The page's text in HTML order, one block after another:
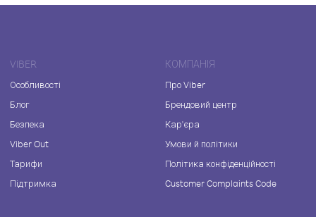
VIBER
Особливості
Блог
Безпека
Viber Out
Тарифи
Підтримка
КОМПАНІЯ
Про Viber
Брендовий центр
Кар'єра
Умови й політики
Політика конфіденційності
Customer Complaints Code